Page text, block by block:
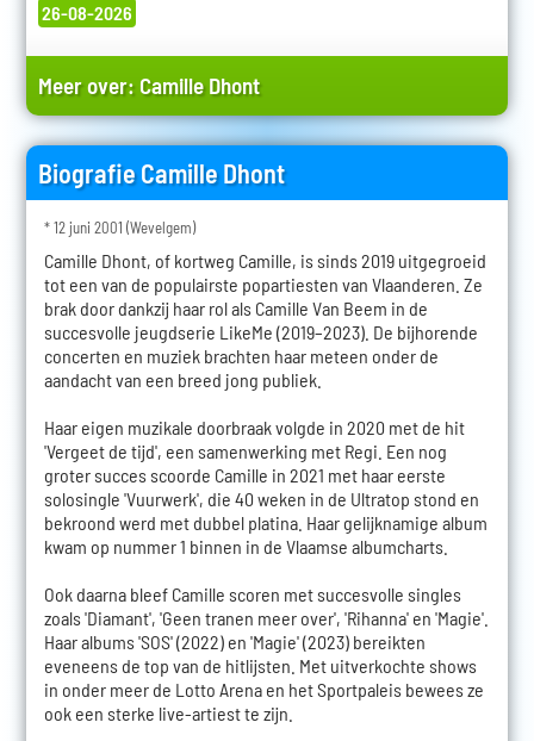
26-08-2026
Meer over: Camille Dhont
Biografie Camille Dhont
* 12 juni 2001 (Wevelgem)
Camille Dhont, of kortweg Camille, is sinds 2019 uitgegroeid
tot een van de populairste popartiesten van Vlaanderen. Ze
brak door dankzij haar rol als Camille Van Beem in de
succesvolle jeugdserie LikeMe (2019–2023). De bijhorende
concerten en muziek brachten haar meteen onder de
aandacht van een breed jong publiek.
Haar eigen muzikale doorbraak volgde in 2020 met de hit
'Vergeet de tijd', een samenwerking met Regi. Een nog
groter succes scoorde Camille in 2021 met haar eerste
solosingle 'Vuurwerk', die 40 weken in de Ultratop stond en
bekroond werd met dubbel platina. Haar gelijknamige album
kwam op nummer 1 binnen in de Vlaamse albumcharts.
Ook daarna bleef Camille scoren met succesvolle singles
zoals 'Diamant', 'Geen tranen meer over', 'Rihanna' en 'Magie'.
Haar albums 'SOS' (2022) en 'Magie' (2023) bereikten
eveneens de top van de hitlijsten. Met uitverkochte shows
in onder meer de Lotto Arena en het Sportpaleis bewees ze
ook een sterke live-artiest te zijn.